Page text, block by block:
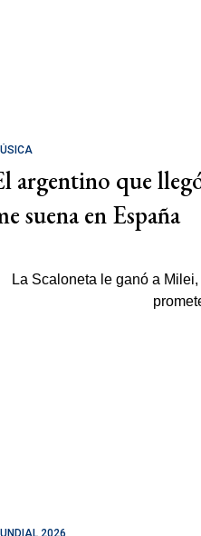
argentino que
suena en España